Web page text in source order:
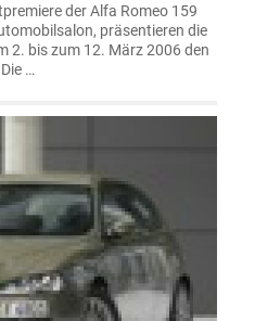
der Alfa Romeo 159
präsentieren die
2. bis zum 12. März 2006 den
…